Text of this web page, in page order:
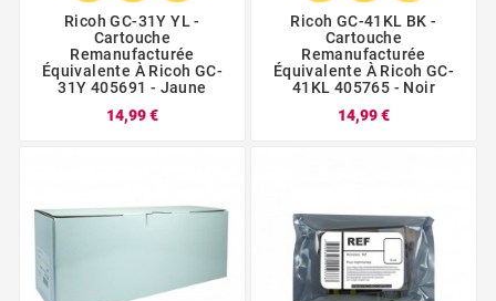
Ricoh GC-31Y YL -
Cartouche
Remanufacturée
Équivalente À Ricoh GC-
31Y 405691 - Jaune
14,99 €
Ricoh GC-41KL BK -
Cartouche
Remanufacturée
Équivalente À Ricoh GC-
41KL 405765 - Noir
14,99 €